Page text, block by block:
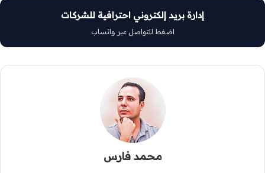
إدارة بريد إلكتروني احترافية للشركات
اضغط للتواصل عبر واتساب
محمد فارس